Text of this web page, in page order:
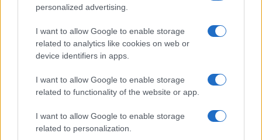
personalized advertising.
I want to allow Google to enable storage
related to analytics like cookies on web or
device identifiers in apps.
I want to allow Google to enable storage
related to functionality of the website or app.
I want to allow Google to enable storage
related to personalization.